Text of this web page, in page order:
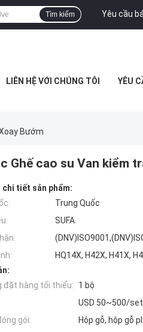
Yêu cầu
Tìm kiếm
LIÊN HỆ VỚI CHÚNG TÔI YÊU
Bướm
Ghế cao su Van kiểm
tiết sản phẩm:
Trung Quốc
SUFA
HQ14X, H42X, H41X,
đặt hàng tối thiểu:
1 bộ
USD 50~500/set
gói:
Hộp gỗ, hộp gỗ